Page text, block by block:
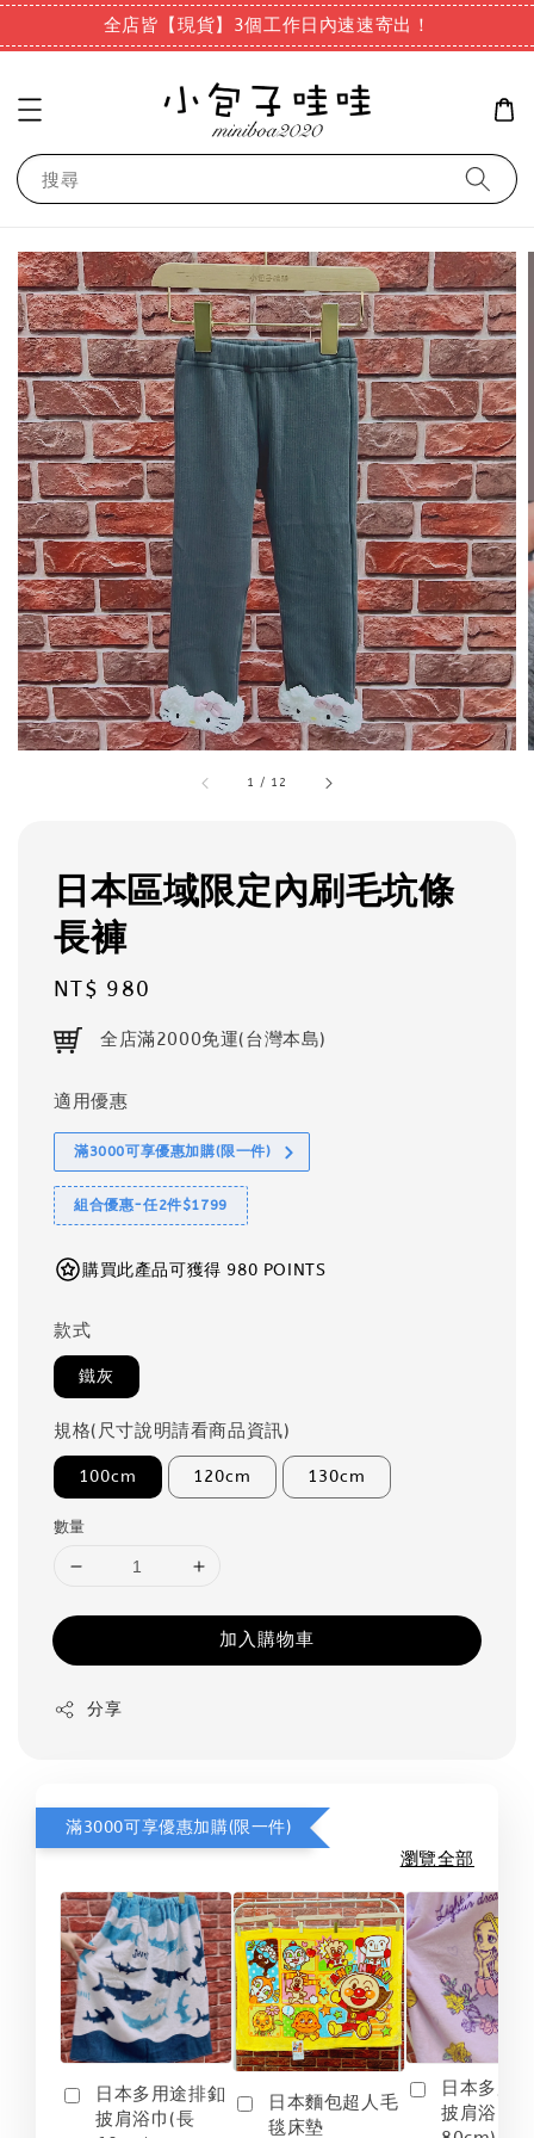
全店皆【現貨】3個工作日內速速寄出！
搜尋
1 / 12
日本區域限定內刷毛坑條
長褲
Regular
price
NT$ 980
全店滿2000免運(台灣本島)
適用優惠
滿3000可享優惠加購(限一件)
組合優惠-任2件$1799
購買此產品可獲得 980 POINTS
款式
鐵灰
規格(尺寸說明請看商品資訊)
100cm 120cm 130cm
數量
加入購物車
分享
滿3000可享優惠加購(限一件)
瀏覽全部
日本多用途排釦
披肩浴巾(長
日本麵包超人毛
毯床墊
日本多用
披肩浴巾(